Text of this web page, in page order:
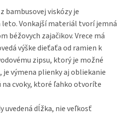
bambusovej viskózy je
Vonkajší materiál tvorí jemná
béžovych zajačikov. Vrece má
výške dieťaťa od ramien k
zipsu, ktorý je možné
výmena plienky aj obliekanie
na cvoky, ktoré ľahko otvoríte
uvedená dĺžka, nie veľkosť